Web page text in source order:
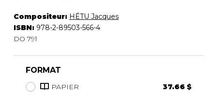
Compositeur: HÉTU Jacques
ISBN: 978-2-89503-566-4
DO 791
FORMAT
PAPIER
37.66 $